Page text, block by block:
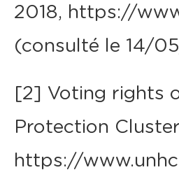
2018, https://
(consulté le 14/
[2] Voting rights
Protection
https://